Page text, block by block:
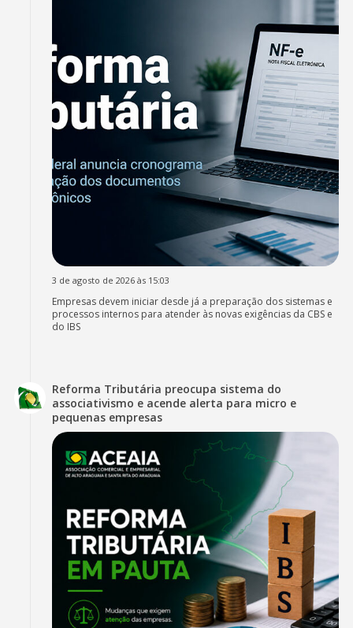
3 de agosto de 2026 às 15:03
Empresas devem iniciar desde já a preparação dos sistemas e
processos internos para atender às novas exigências da CBS e
do IBS
Reforma Tributária preocupa sistema do
associativismo e acende alerta para micro e
pequenas empresas